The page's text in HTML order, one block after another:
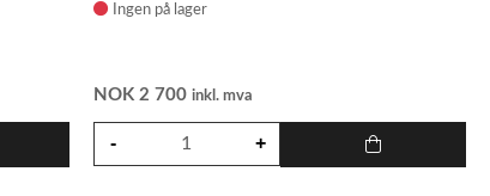
Ingen på lager
NOK 2 700 inkl. mva